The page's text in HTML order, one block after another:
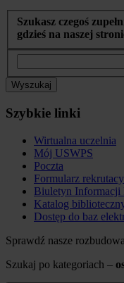
Szukasz czegoś
gdzieś na naszej
Wyszukaj
Szybkie linki
Wirtualna uczelnia
Mój USWPS
Poczta
Formularz
Biuletyn Informacji
Katalog
Dostęp do baz
Sprawdź nasze
Szukaj po kategoriach –